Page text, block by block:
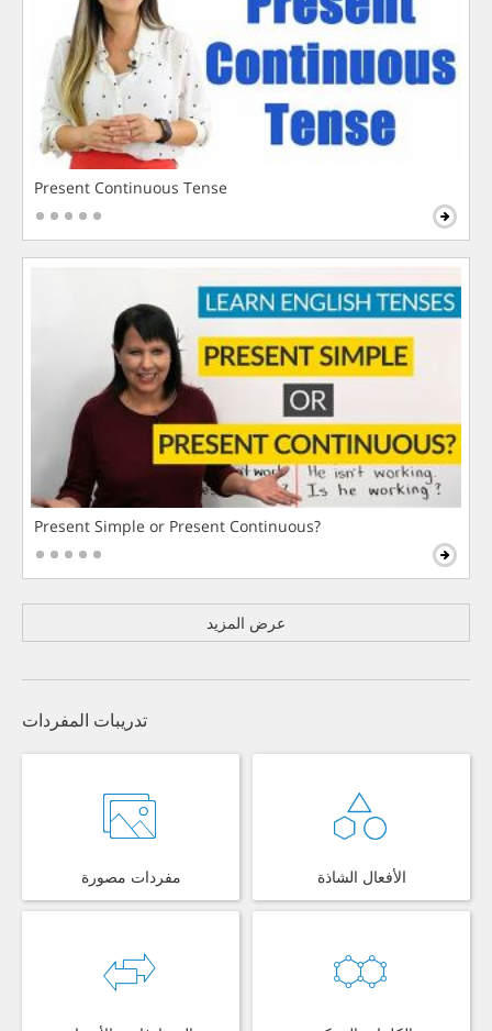
Present Continuous Tense
Present Simple or Present Continuous?
عرض المزيد
تدريبات المفردات
مفردات مصورة الأفعال الشاذة